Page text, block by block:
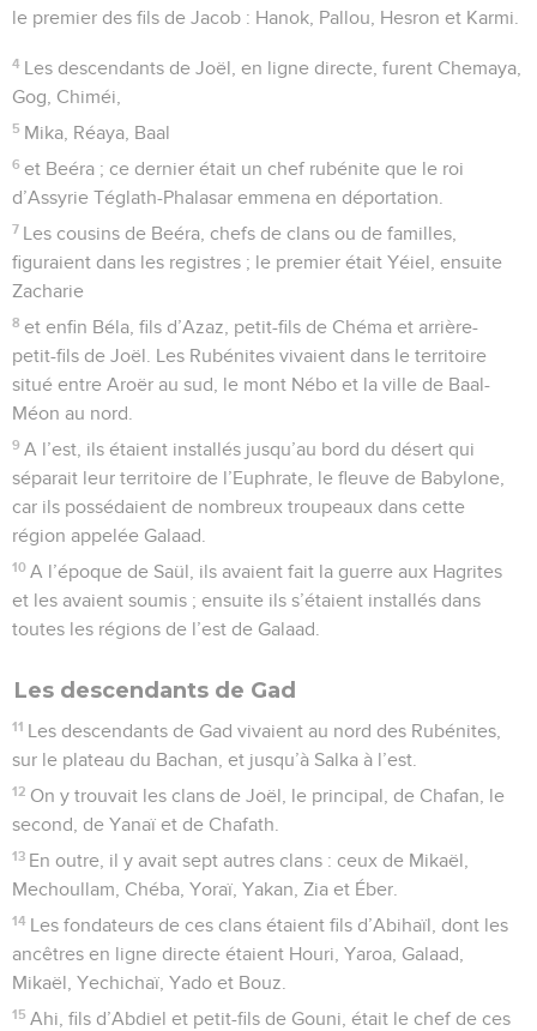
le premier des fils de Jacob : Hanok, Pallou, Hesron et Karmi.
4 Les descendants de Joël, en ligne directe, furent Chemaya,
Gog, Chiméi,
5 Mika, Réaya, Baal
6 et Beéra ; ce dernier était un chef rubénite que le roi
d’Assyrie Téglath-Phalasar emmena en déportation.
7 Les cousins de Beéra, chefs de clans ou de familles,
figuraient dans les registres ; le premier était Yéiel, ensuite
Zacharie
8 et enfin Béla, fils d’Azaz, petit-fils de Chéma et arrière-
petit-fils de Joël. Les Rubénites vivaient dans le territoire
situé entre Aroër au sud, le mont Nébo et la ville de Baal-
Méon au nord.
9 A l’est, ils étaient installés jusqu’au bord du désert qui
séparait leur territoire de l’Euphrate, le fleuve de Babylone,
car ils possédaient de nombreux troupeaux dans cette
région appelée Galaad.
10 A l’époque de Saül, ils avaient fait la guerre aux Hagrites
et les avaient soumis ; ensuite ils s’étaient installés dans
toutes les régions de l’est de Galaad.
Les descendants de Gad
11 Les descendants de Gad vivaient au nord des Rubénites,
sur le plateau du Bachan, et jusqu’à Salka à l’est.
12 On y trouvait les clans de Joël, le principal, de Chafan, le
second, de Yanaï et de Chafath.
13 En outre, il y avait sept autres clans : ceux de Mikaël,
Mechoullam, Chéba, Yoraï, Yakan, Zia et Éber.
14 Les fondateurs de ces clans étaient fils d’Abihaïl, dont les
ancêtres en ligne directe étaient Houri, Yaroa, Galaad,
Mikaël, Yechichaï, Yado et Bouz.
15 Ahi, fils d’Abdiel et petit-fils de Gouni, était le chef de ces